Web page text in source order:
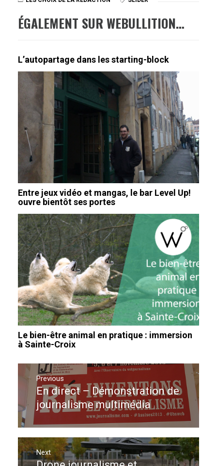
ÉGALEMENT SUR WEBULLITION…
L’autopartage dans les starting-block
Entre jeux vidéo et mangas, le bar Level Up!
ouvre bientôt ses portes
Le bien-être animal en pratique : immersion
à Sainte-Croix
Navigation
de
l’article
Previous
Previous
post:
En direct – Démonstration de
journalisme multimédia
Next
Next